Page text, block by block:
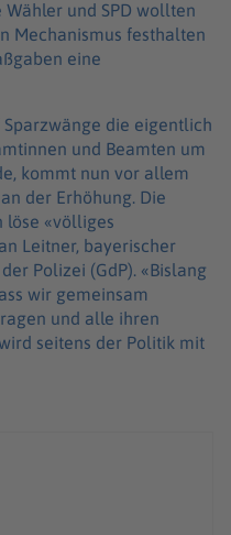
Wähler und SPD wollten
Mechanismus festhalten
eine
die eigentlich
und Beamten um
kommt nun vor allem
der Erhöhung. Die
löse «völliges
Leitner, bayerischer
Polizei (GdP). «Bislang
wir gemeinsam
und alle ihren
seitens der Politik mit